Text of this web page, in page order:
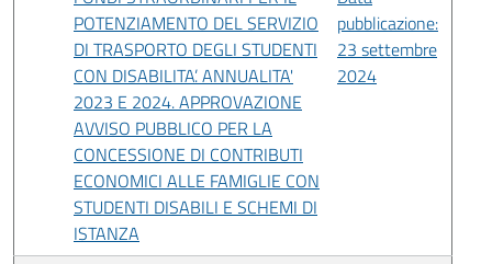
POTENZIAMENTO DEL SERVIZIO
DI TRASPORTO DEGLI STUDENTI
CON DISABILITA’. ANNUALITA'
2023 E 2024. APPROVAZIONE
AVVISO PUBBLICO PER LA
CONCESSIONE DI CONTRIBUTI
ECONOMICI ALLE FAMIGLIE CON
STUDENTI DISABILI E SCHEMI DI
ISTANZA
pubblicazione:
23 settembre
2024